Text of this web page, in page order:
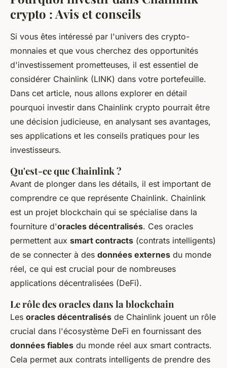
chainlink crypto : avis et
conseils
armand •23 décembre 2024 • 8 min de lecture
crypto : Avis et conseils
Si vous êtes intéressé par l'univers des crypto-
monnaies et que vous cherchez des opportunités
d'investissement prometteuses, il est essentiel de
considérer Chainlink (LINK) dans votre portefeuille.
Dans cet article, nous allons explorer en détail
pourquoi investir dans Chainlink crypto pourrait être
une décision judicieuse, en analysant ses avantages,
ses applications et les conseils pratiques pour les
investisseurs.
Qu'est-ce que Chainlink ?
Avant de plonger dans les détails, il est important de
comprendre ce que représente Chainlink. Chainlink
est un projet blockchain qui se spécialise dans la
fourniture d'oracles décentralisés. Ces oracles
permettent aux smart contracts (contrats intelligents)
de se connecter à des données externes du monde
réel, ce qui est crucial pour de nombreuses
applications décentralisées (DeFi).
Le rôle des oracles dans la blockchain
Les oracles décentralisés de Chainlink jouent un rôle
crucial dans l'écosystème DeFi en fournissant des
données fiables du monde réel aux smart contracts.
Cela permet aux contrats intelligents de prendre des